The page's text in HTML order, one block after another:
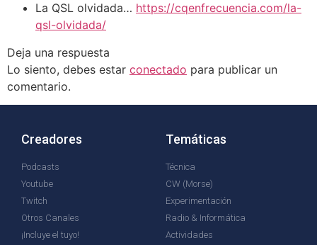
La QSL olvidada… https://cqenfrecuencia.com/la-
qsl-olvidada/
Deja una respuesta
Lo siento, debes estar conectado para publicar un
comentario.
Creadores
Podcasts
Youtube
Twitch
Otros Canales
¡Incluye el tuyo!
Temáticas
Técnica
CW (Morse)
Experimentación
Radio & Informática
Actividades